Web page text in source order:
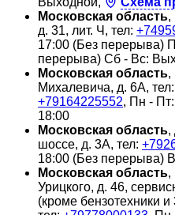
Московская область,
д. 31, лит. Ч, тел:
17:00 (Без перерыва)
перерыва) Сб - Вс:
Московская область,
Михалевича, д. 6А, тел:
+79164225552, Пн -
18:00
Московская область,
шоссе, д. 3А, тел:
18:00 (Без перерыва)
Московская область,
Урицкого, д. 46,
(кроме бензотехники